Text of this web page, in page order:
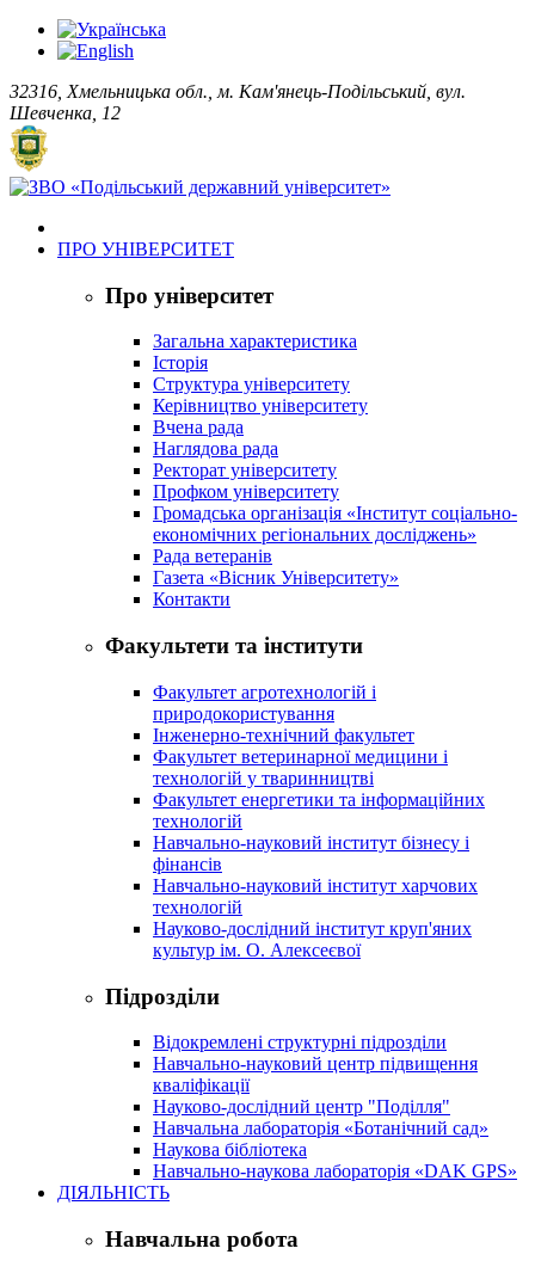
32316, Хмельницька обл., м. Кам'янець-Подільський, вул.
Шевченка, 12
ПРО УНІВЕРСИТЕТ
Про університет
Загальна характеристика
Історія
Структура університету
Керівництво університету
Вчена рада
Наглядова рада
Ректорат університету
Профком університету
Громадська організація «Інститут соціально-
економічних регіональних досліджень»
Рада ветеранів
Газета «Вісник Університету»
Контакти
Факультети та інститути
Факультет агротехнологій і
природокористування
Інженерно-технічний факультет
Факультет ветеринарної медицини і
технологій у тваринництві
Факультет енергетики та інформаційних
технологій
Навчально-науковий інститут бізнесу і
фінансів
Навчально-науковий інститут харчових
технологій
Науково-дослідний інститут круп'яних
культур ім. О. Алексеєвої
Підрозділи
Відокремлені структурні підрозділи
Навчально-науковий центр підвищення
кваліфікації
Науково-дослідний центр "Поділля"
Навчальна лабораторія «Ботанічний сад»
Наукова бібліотека
Навчально-наукова лабораторія «DAK GPS»
ДІЯЛЬНІСТЬ
Навчальна робота